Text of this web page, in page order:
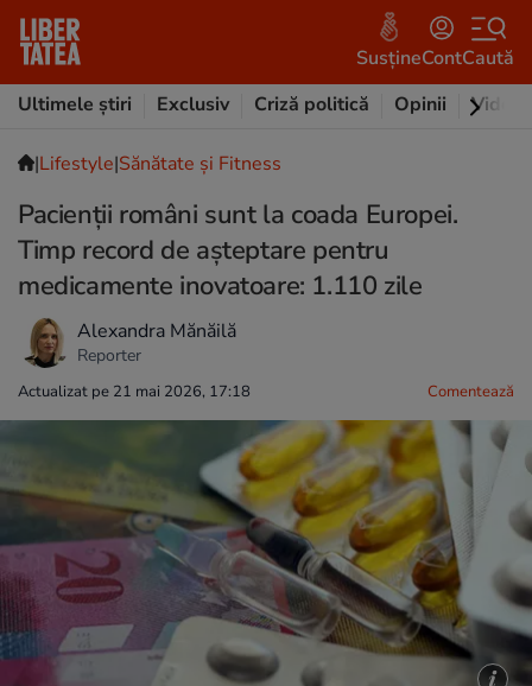
SusțineContCaută
Ultimele știri
Exclusiv Criză politică Opinii Video
|Lifestyle|Sănătate și Fitness
Pacienții români sunt la coada Europei.
Timp record de așteptare pentru
medicamente inovatoare: 1.110 zile
Alexandra Mănăilă
Reporter
Actualizat pe 21 mai 2026, 17:18 Comentează